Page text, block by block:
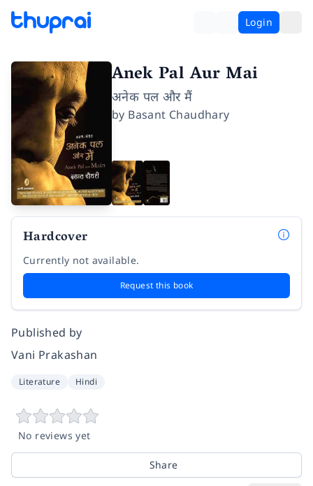
Login
Anek Pal Aur Mai
अनेक पल और मैं
by Basant Chaudhary
Hardcover
Currently not available.
Request this book
Published by
Vani Prakashan
Literature Hindi
No reviews yet
Share